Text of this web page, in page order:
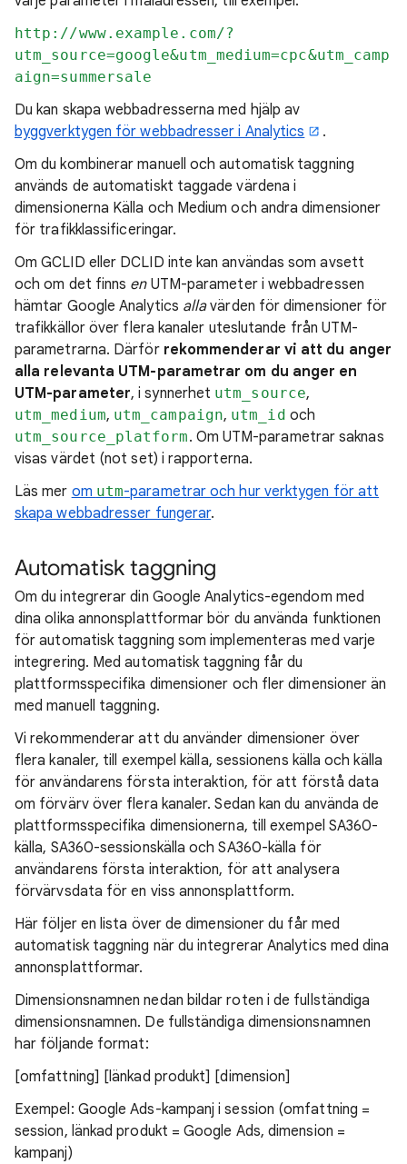
http://www.example.com/?
utm_source=google&utm_medium=cpc&utm_camp
aign=summersale
Du kan skapa webbadresserna med hjälp av
byggverktygen för webbadresser i Analytics
.
Om du kombinerar manuell och automatisk taggning
används de automatiskt taggade värdena i
dimensionerna Källa och Medium och andra dimensioner
för trafikklassificeringar.
Om GCLID eller DCLID inte kan användas som avsett
och om det finns enUTM-parameter i webbadressen
hämtar Google Analytics allavärden för dimensioner för
trafikkällor över flera kanaler uteslutande från UTM-
parametrarna. Därför rekommenderar vi att du anger
alla relevanta UTM-parametrar om du anger en
UTM-parameter, i synnerhet utm_source,
utm_medium, utm_campaign, utm_id och
utm_source_platform. Om UTM-parametrar saknas
visas värdet (not set) i rapporterna.
Läs mer om utm-parametrar och hur verktygen för att
skapa webbadresser fungerar.
Automatisk taggning
Om du integrerar din Google Analytics-egendom med
dina olika annonsplattformar bör du använda funktionen
för automatisk taggning som implementeras med varje
integrering. Med automatisk taggning får du
plattformsspecifika dimensioner och fler dimensioner än
med manuell taggning.
Vi rekommenderar att du använder dimensioner över
flera kanaler, till exempel källa, sessionens källa och källa
för användarens första interaktion, för att förstå data
om förvärv över flera kanaler. Sedan kan du använda de
plattformsspecifika dimensionerna, till exempel SA360-
källa, SA360-sessionskälla och SA360-källa för
användarens första interaktion, för att analysera
förvärvsdata för en viss annonsplattform.
Här följer en lista över de dimensioner du får med
automatisk taggning när du integrerar Analytics med dina
annonsplattformar.
Dimensionsnamnen nedan bildar roten i de fullständiga
dimensionsnamnen. De fullständiga dimensionsnamnen
har följande format:
[omfattning] [länkad produkt] [dimension]
Exempel: Google Ads-kampanj i session (omfattning =
session, länkad produkt = Google Ads, dimension =
kampanj)